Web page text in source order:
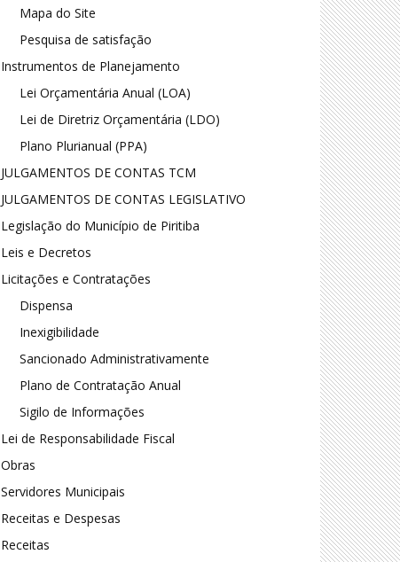
Mapa do Site
Pesquisa de satisfação
Instrumentos de Planejamento
Lei Orçamentária Anual (LOA)
Lei de Diretriz Orçamentária (LDO)
Plano Plurianual (PPA)
JULGAMENTOS DE CONTAS TCM
JULGAMENTOS DE CONTAS LEGISLATIVO
Legislação do Município de Piritiba
Leis e Decretos
Licitações e Contratações
Dispensa
Inexigibilidade
Sancionado Administrativamente
Plano de Contratação Anual
Sigilo de Informações
Lei de Responsabilidade Fiscal
Obras
Servidores Municipais
Receitas e Despesas
Receitas